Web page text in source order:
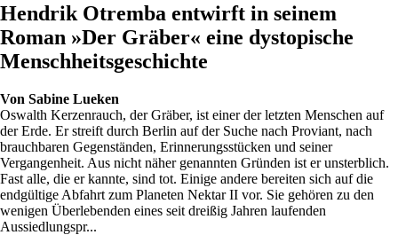
Hendrik Otremba entwirft in seinem
Roman »Der Gräber« eine dystopische
Menschheitsgeschichte
Von Sabine Lueken
Oswalth Kerzenrauch, der Gräber, ist einer der letzten Menschen auf
der Erde. Er streift durch Berlin auf der Suche nach Proviant, nach
brauchbaren Gegenständen, Erinnerungsstücken und seiner
Vergangenheit. Aus nicht näher genannten Gründen ist er unsterblich.
Fast alle, die er kannte, sind tot. Einige andere bereiten sich auf die
endgültige Abfahrt zum Planeten Nektar II vor. Sie gehören zu den
wenigen Überlebenden eines seit dreißig Jahren laufenden
Aussiedlungspr...